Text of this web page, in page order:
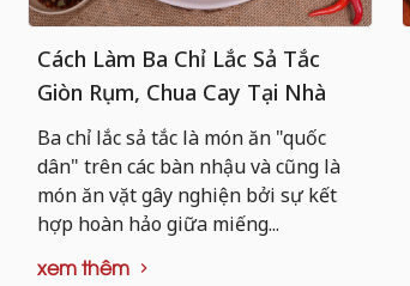
Cách Làm Ba Chỉ Lắc Sả Tắc
Giòn Rụm, Chua Cay Tại Nhà
Ba chỉ lắc sả tắc là món ăn "quốc
dân" trên các bàn nhậu và cũng là
món ăn vặt gây nghiện bởi sự kết
hợp hoàn hảo giữa miếng...
xem thêm